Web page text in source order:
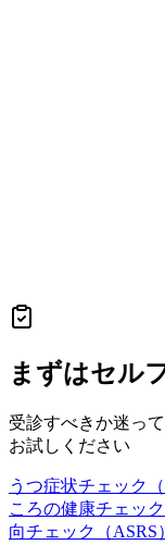
まずはセル
受診すべきか迷っ
お試しください
うつ症状チェック（
ころの健康チェック
向チェック（ASRS）